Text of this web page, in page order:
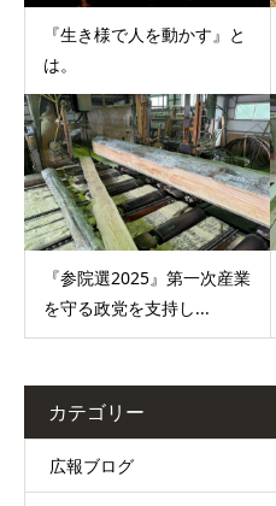
『生き様で人を動かす』と
は。
『参院選2025』第一次産業
を守る政党を支持し...
カテゴリー
広報ブログ